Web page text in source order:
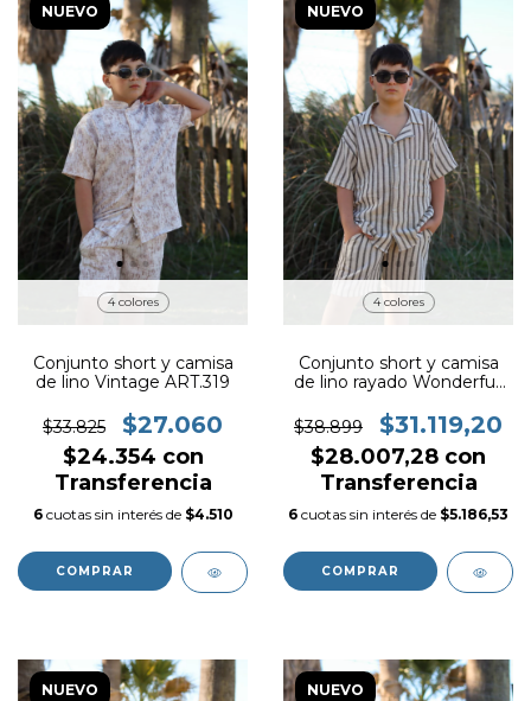
NUEVO
4 colores
Conjunto short y camisa
de lino Vintage ART.319
$33.825 $27.060
$24.354 con
Transferencia
6 cuotas sin interés de $4.510
COMPRAR
NUEVO
4 colores
Conjunto short y camisa
de lino rayado Wonderfull
$38.899
$31.119,20
$28.007,28 con
Transferencia
6 cuotas sin interés de $5.186,53
COMPRAR
NUEVO NUEVO